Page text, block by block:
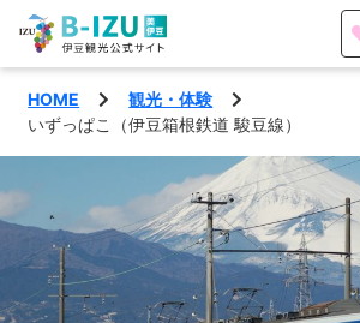
伊豆半島を知る
みる
あそぶ
観光・体験
イベント
HOME
観光・体験
いずっぱこ（伊豆箱根鉄道 駿豆線）